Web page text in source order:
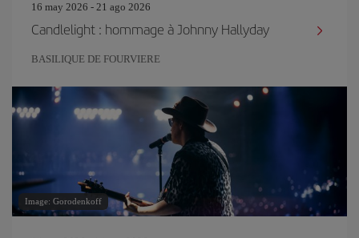
16 may 2026 - 21 ago 2026
Candlelight : hommage à Johnny Hallyday
BASILIQUE DE FOURVIERE
Image: Gorodenkoff